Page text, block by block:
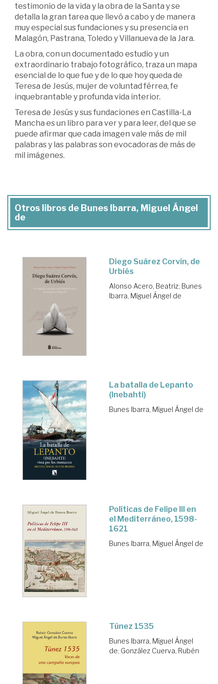
testimonio de la vida y la obra de la Santa y se
detalla la gran tarea que llevó a cabo y de manera
muy especial sus fundaciones y su presencia en
Malagón, Pastrana, Toledo y Villanueva de la Jara.
La obra, con un documentado estudio y un
extraordinario trabajo fotográfico, traza un mapa
esencial de lo que fue y de lo que hoy queda de
Teresa de Jesús, mujer de voluntad férrea, fe
inquebrantable y profunda vida interior.
Teresa de Jesús y sus fundaciones en Castilla-La
Mancha es un libro para ver y para leer, del que se
puede afirmar que cada imagen vale más de mil
palabras y las palabras son evocadoras de más de
mil imágenes.
Otros libros de Bunes Ibarra, Miguel Ángel
de
Diego Suárez Corvín, de
Urbiés
Alonso Acero, Beatriz; Bunes
Ibarra, Miguel Ángel de
La batalla de Lepanto
(Inebahti)
Bunes Ibarra, Miguel Ángel de
Políticas de Felipe III en
el Mediterráneo, 1598-
1621
Bunes Ibarra, Miguel Ángel de
Túnez 1535
Bunes Ibarra, Miguel Ángel
de; González Cuerva, Rubén